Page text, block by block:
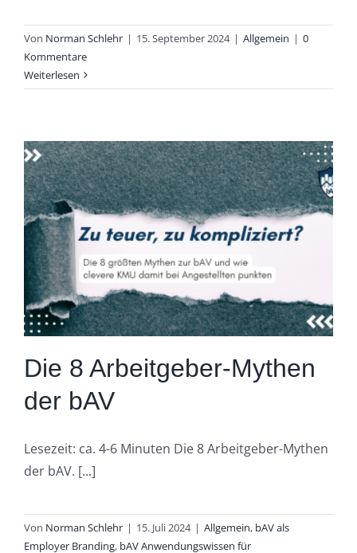
Von Norman Schlehr | 15. September 2024 | Allgemein | 0
Kommentare
Weiterlesen
Die 8 Arbeitgeber-Mythen
der bAV
Lesezeit: ca. 4-6 Minuten Die 8 Arbeitgeber-Mythen
der bAV. [...]
Von Norman Schlehr | 15. Juli 2024 | Allgemein, bAV als
Employer Branding, bAV Anwendungswissen für